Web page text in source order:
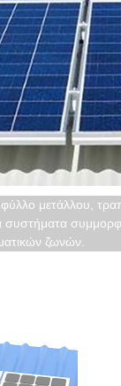
μετάλλου,
συστήματα
ζωνών.